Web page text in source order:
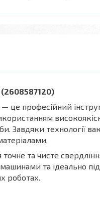
— це професійний
Завдяки технології
точне та чисте
та ідеально
роботах.